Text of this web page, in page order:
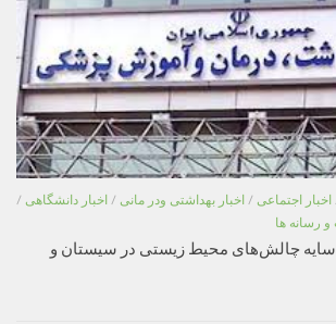
اخبار اجتماعی / اخبار بهداشتی ودر مانی / اخبار دانشگاهی /
رسانه ها
چالش‌های محیط زیستی در سیستان و